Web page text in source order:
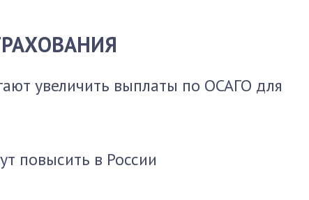
увеличить выплаты по ОСАГО для
повысить в России